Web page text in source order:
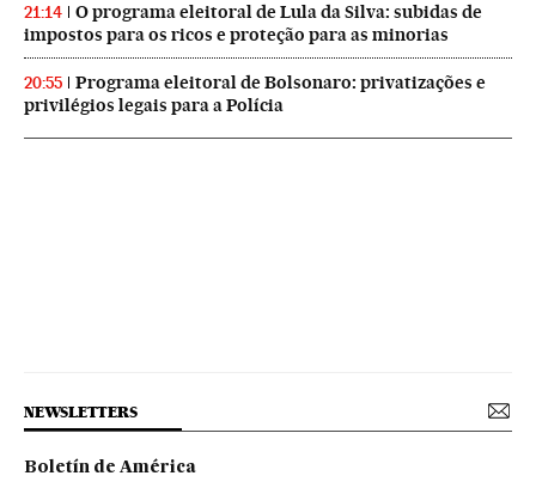
21:14
O programa eleitoral de Lula da Silva: subidas de
impostos para os ricos e proteção para as minorias
20:55
Programa eleitoral de Bolsonaro: privatizações e
privilégios legais para a Polícia
NEWSLETTERS
Boletín de América